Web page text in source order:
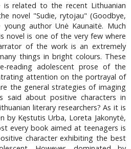
related to the recent Lithuanian
novel "Sudie, rytojau" (Goodbye,
author Unė Kaunaitė. Much
novel is one of the very few where
of the work is an extremely
things in bright colours. These
reading adolescent prose of the
attention on the portrayal of
the general strategies of imaging
said about positive characters in
literary researchers? As it is
by Kęstutis Urba, Loreta Jakonytė,
every book aimed at teenagers is
character exhibiting the best